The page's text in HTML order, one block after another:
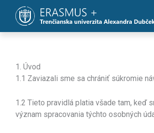
Preskočiť
1. Úvod
1.1 Zaviazali sme sa chrániť súkromie
1.2 Tieto pravidlá platia všade tam, keď
význam spracovania týchto osobných